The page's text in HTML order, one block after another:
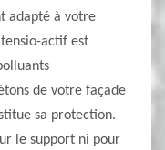
adapté à votre
actif est
de votre façade
sa protection.
le support ni pour